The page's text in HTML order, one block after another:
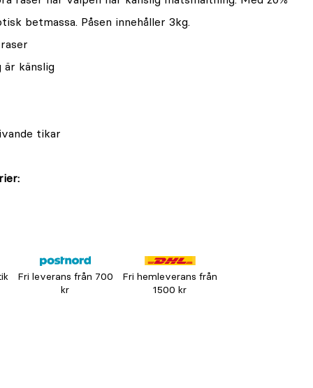
betmassa. Påsen innehåller 3kg.
är känslig
tikar
Fri leverans från 700
kr
Fri hemleverans från
1500 kr